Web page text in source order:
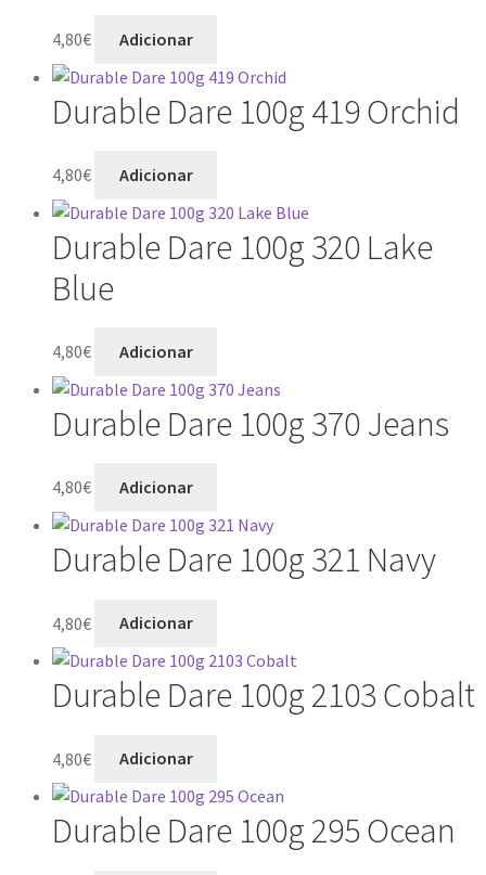
4,80€ Adicionar
Durable Dare 100g 419 Orchid
4,80€ Adicionar
Durable Dare 100g 320 Lake
Blue
4,80€ Adicionar
Durable Dare 100g 370 Jeans
4,80€ Adicionar
Durable Dare 100g 321 Navy
4,80€ Adicionar
Durable Dare 100g 2103 Cobalt
4,80€ Adicionar
Durable Dare 100g 295 Ocean